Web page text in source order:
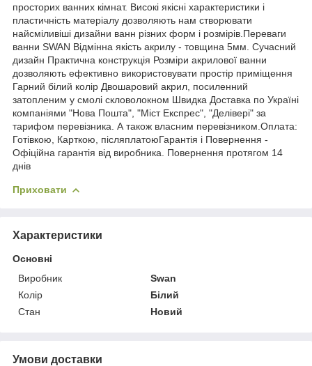
просторих ванних кімнат. Високі якісні характеристики і
пластичність матеріалу дозволяють нам створювати
найсміливіші дизайни ванн різних форм і розмірів.Переваги
ванни SWAN Відмінна якість акрилу - товщина 5мм. Сучасний
дизайн Практична конструкція Розміри акрилової ванни
дозволяють ефективно використовувати простір приміщення
Гарний білий колір Двошаровий акрил, посиленний
затопленим у смолі скловолокном Швидка Доставка по Україні
компаніями "Нова Пошта", "Міст Експрес", "Делівері" за
тарифом перевізника. А також власним перевізником.Оплата:
Готівкою, Карткою, післяплатоюГарантія і Повернення -
Офіційна гарантія від виробника. Повернення протягом 14
днів
Приховати
Характеристики
Основні
Виробник
Swan
Колір
Білий
Стан
Новий
Умови доставки